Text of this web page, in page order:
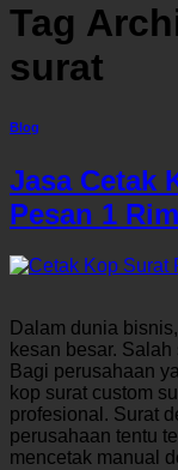
Tag
surat
Blog
Jasa Cetak
Pesan 1
Dalam dunia
kesan besar.
Bagi perusahaan
kop surat custom
profesional. Surat
perusahaan tentu
mencetak manual